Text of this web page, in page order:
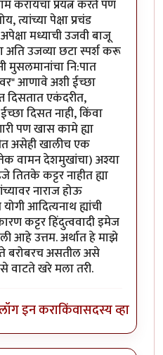
करायचा प्रयत्न करते पण
त्यांच्या पेक्षा प्रचंड
मध्याची उजवी बाजू
उजव्या छटा स्पर्श करू
मुसलमानांचा नि:पात
आणावे अशी ईच्छा
दिसतात एकंदरीत,
दिसत नाही, किंवा
पण खास कामे ह्या
असेही खालीच एक
वामन देशमुखांचा) अश्या
तितके कट्टर नाहीत ह्या
नाराज होऊ
आदित्यनाथ ह्यांची
कट्टर हिंदुत्ववादी इमेज
आहे उत्तम. अर्थात हे माझे
बरोबरच असतील असे
वाटते खरे मला तरी.
इन कराकिंवासदस्य व्हा